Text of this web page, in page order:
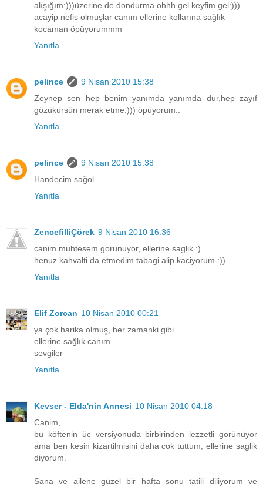
alışığım:)))üzerine de dondurma ohhh gel keyfim gel:)))
acayip nefis olmuşlar canım ellerine kollarına sağlık
kocaman öpüyorummm
Yanıtla
pelince
9 Nisan 2010 15:38
Zeynep sen hep benim yanımda yanımda dur,hep zayıf
gözükürsün merak etme:))) öpüyorum..
Yanıtla
pelince
9 Nisan 2010 15:38
Handecim sağol..
Yanıtla
ZencefilliÇörek 9 Nisan 2010 16:36
canim muhtesem gorunuyor, ellerine saglik :)
henuz kahvalti da etmedim tabagi alip kaciyorum :))
Yanıtla
Elif Zorcan 10 Nisan 2010 00:21
ya çok harika olmuş, her zamanki gibi...
ellerine sağlık canım...
sevgiler
Yanıtla
Kevser - Elda'nin Annesi 10 Nisan 2010 04:18
Canim,
bu köftenin üc versiyonuda birbirinden lezzetli görünüyor
ama ben kesin kizartilmisini daha cok tuttum, ellerine saglik
diyorum.
Sana ve ailene güzel bir hafta sonu tatili diliyorum ve